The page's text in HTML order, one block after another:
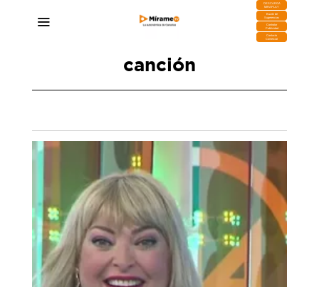
DESCARGA
MIRAPLAY
Buzón de
Sugerencias
Contratar
Publicidad
Contacto
Comercial
canción